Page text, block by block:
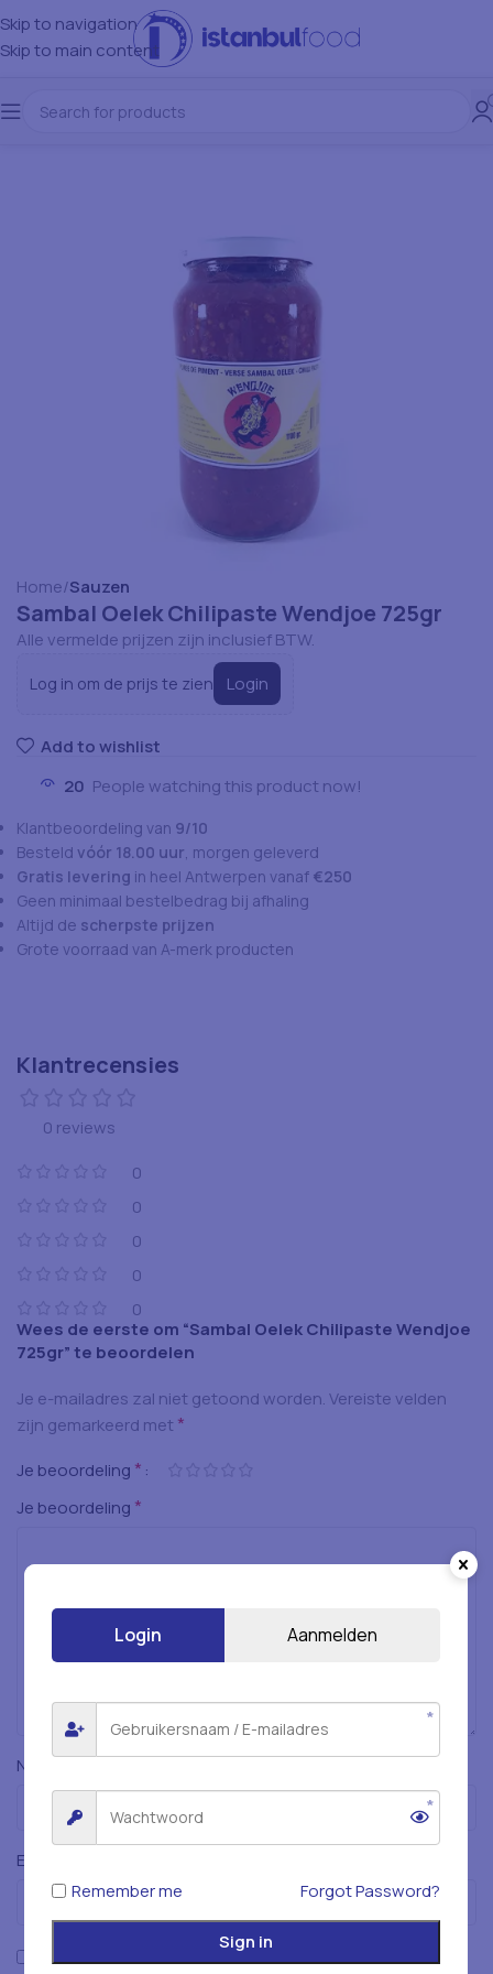
Skip to navigation
Skip to main content
Home Sauzen
Sambal Oelek Chilipaste Wendjoe 725gr
Alle vermelde prijzen zijn inclusief BTW.
Log in om de prijs te zien Login
Add to wishlist
20 People watching this product now!
Klantbeoordeling van 9/10
Besteld vóór 18.00 uur, morgen geleverd
Gratis levering in heel Antwerpen vanaf €250
Geen minimaal bestelbedrag bij afhaling
Altijd de scherpste prijzen
Grote voorraad van A-merk producten
Klantrecensies
0 reviews
0
0
0
0
0
Wees de eerste om “Sambal Oelek Chilipaste Wendjoe
725gr” te beoordelen
Je e-mailadres zal niet getoond worden.Vereiste velden
zijn gemarkeerd met *
Je beoordeling *
Je beoordeling *
Naam *
E-mail
Mijn naam, e-mailadres en website opslaan in deze
Login Aanmelden
Remember me Forgot Password?
Sign in